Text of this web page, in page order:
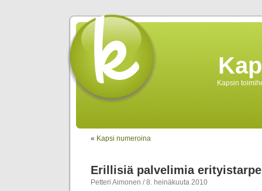
Kapsin
« Kapsi numeroina
Erillisiä palvelimia
Petteri Aimonen / 8. heinäkuuta 2010